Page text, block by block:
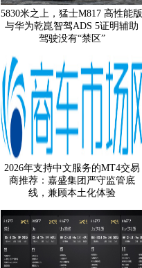
5830米之上，猛士M817 高性能版
与华为乾崑智驾ADS 5证明辅助
驾驶没有“禁区”
2026年支持中文服务的MT4交易
商推荐：嘉盛集团严守监管底
线，兼顾本土化体验